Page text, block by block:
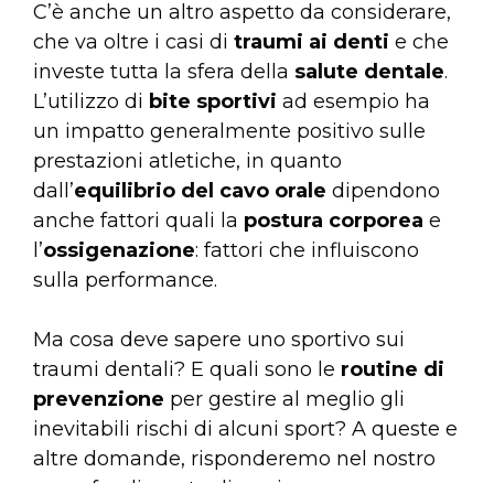
C’è anche un altro aspetto da considerare,
che va oltre i casi di traumi ai denti e che
investe tutta la sfera della salute dentale.
L’utilizzo di bite sportivi ad esempio ha
un impatto generalmente positivo sulle
prestazioni atletiche, in quanto
dall’equilibrio del cavo orale dipendono
anche fattori quali la postura corporea e
l’ossigenazione: fattori che influiscono
sulla performance.
Ma cosa deve sapere uno sportivo sui
traumi dentali? E quali sono le routine di
prevenzione per gestire al meglio gli
inevitabili rischi di alcuni sport? A queste e
altre domande, risponderemo nel nostro